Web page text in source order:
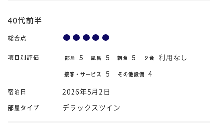
40代前半
総合点
項目別評価 部屋 5 風呂 5 朝食 5 夕食 利用なし
接客・サービス 5 その他設備 4
宿泊日 2026年5月2日
部屋タイプ デラックスツイン